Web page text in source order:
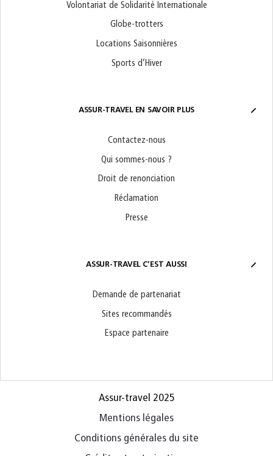
Volontariat de Solidarité Internationale
Globe-trotters
Locations Saisonnières
Sports d’Hiver
ASSUR-TRAVEL EN SAVOIR PLUS
Contactez-nous
Qui sommes-nous ?
Droit de renonciation
Réclamation
Presse
ASSUR-TRAVEL C’EST AUSSI
Demande de partenariat
Sites recommandés
Espace partenaire
Assur-travel 2025
Mentions légales
Conditions générales du site